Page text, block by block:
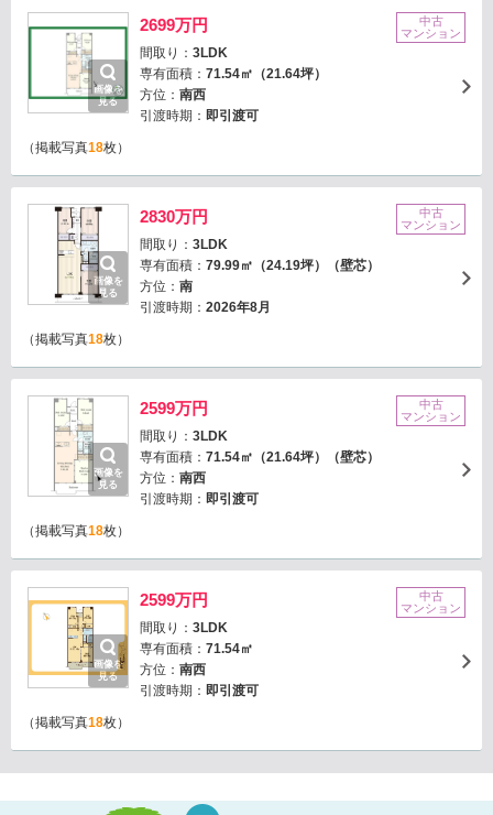
画像を
見る
2699万円
間取り： 3LDK
専有面積： 71.54㎡（21.64坪）
方位： 南西
引渡時期： 即引渡可
中古
マンション
（掲載写真18枚）
画像を
見る
2830万円
間取り： 3LDK
専有面積： 79.99㎡（24.19坪）（壁芯）
方位： 南
引渡時期： 2026年8月
中古
マンション
（掲載写真18枚）
画像を
見る
2599万円
間取り： 3LDK
専有面積： 71.54㎡（21.64坪）（壁芯）
方位： 南西
引渡時期： 即引渡可
中古
マンション
（掲載写真18枚）
画像を
見る
2599万円
間取り： 3LDK
専有面積： 71.54㎡
方位： 南西
引渡時期： 即引渡可
中古
マンション
（掲載写真18枚）